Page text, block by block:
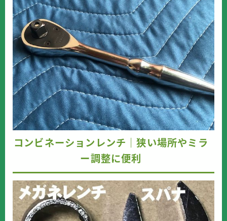
コンビネーションレンチ｜狭い場所やミラ
ー調整に便利